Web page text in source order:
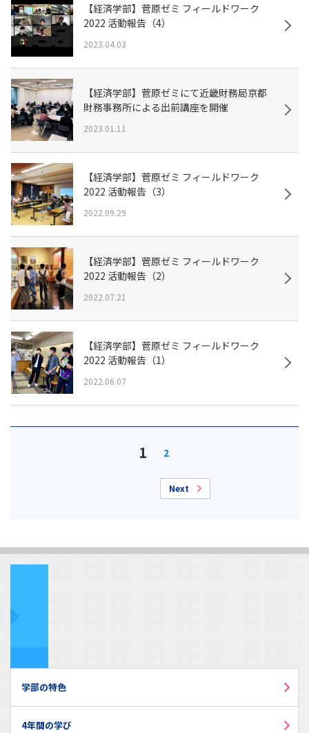
【経済学部】菅原ゼミ フィールドワーク
2022 活動報告（4）
2023.04.03
【経済学部】菅原ゼミにて近畿財務局京都
財務事務所による出前講座を開催
2023.01.11
【経済学部】菅原ゼミ フィールドワーク
2022 活動報告（3）
2022.09.29
【経済学部】菅原ゼミ フィールドワーク
2022 活動報告（2）
2022.07.21
【経済学部】菅原ゼミ フィールドワーク
2022 活動報告（1）
2022.06.07
1 2
Next
学部の特色
4年間の学び